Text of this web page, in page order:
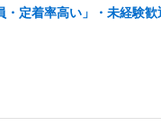
定着率高い」・未経験歓